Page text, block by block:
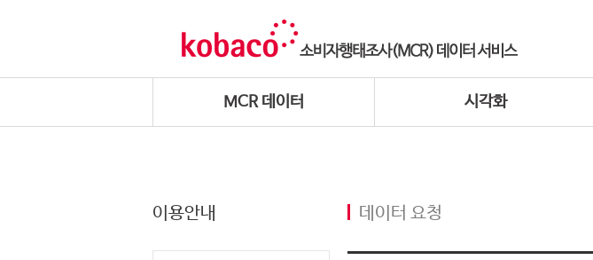
MCR 데이터 시각화
이용안내 데이터 요청